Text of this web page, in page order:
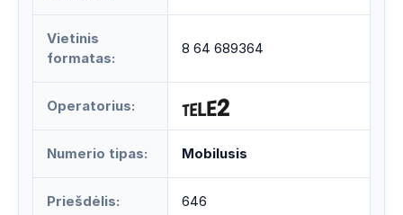
Vietinis
formatas:
8 64 689364
Operatorius:
Numerio tipas: Mobilusis
Priešdėlis: 646